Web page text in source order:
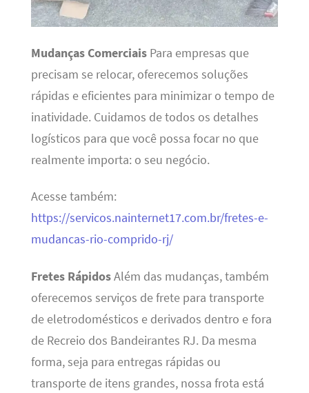
Mudanças ComerciaisPara empresas que
precisam se relocar, oferecemos soluções
rápidas e eficientes para minimizar o tempo de
inatividade. Cuidamos de todos os detalhes
logísticos para que você possa focar no que
realmente importa: o seu negócio.
Acesse também:
https://servicos.nainternet17.com.br/fretes-e-
mudancas-rio-comprido-rj/
Fretes RápidosAlém das mudanças, também
oferecemos serviços de frete para transporte
de eletrodomésticos e derivados dentro e fora
de Recreio dos Bandeirantes RJ. Da mesma
forma, seja para entregas rápidas ou
transporte de itens grandes, nossa frota está